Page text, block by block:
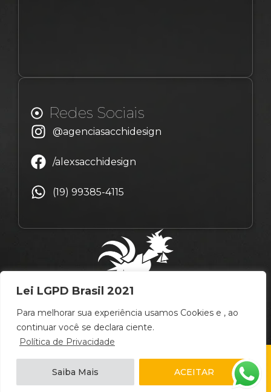
Lei LGPD Brasil 2021
Para melhorar sua experiência usamos Cookies e , ao
continuar você se declara ciente.
Política de Privacidade
Saiba Mais ACEITAR
Redes Sociais
@agenciasacchidesign
/alexsacchidesign
(19) 99385-4115
© Copyright Alex Sacchi Design – 2009 ~ 2026 –
Campinas
/Brasil